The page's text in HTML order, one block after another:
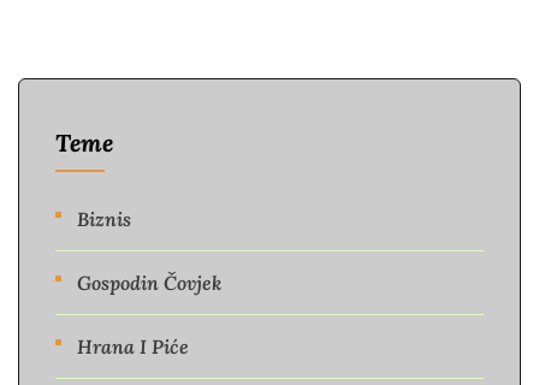
Teme
Biznis
Gospodin Čovjek
Hrana I Piće